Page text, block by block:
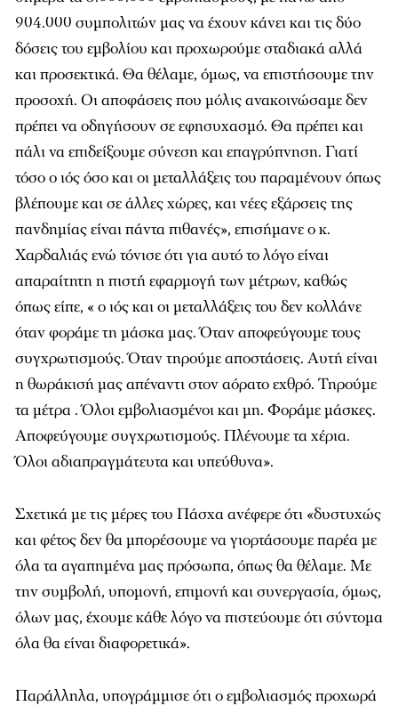
904.000 συμπολιτών μας να έχουν κάνει και τις δύο
δόσεις του εμβολίου και προχωρούμε σταδιακά αλλά
και προσεκτικά. Θα θέλαμε, όμως, να επιστήσουμε την
προσοχή. Οι αποφάσεις που μόλις ανακοινώσαμε δεν
πρέπει να οδηγήσουν σε εφησυχασμό. Θα πρέπει και
πάλι να επιδείξουμε σύνεση και επαγρύπνηση. Γιατί
τόσο ο ιός όσο και οι μεταλλάξεις του παραμένουν όπως
βλέπουμε και σε άλλες χώρες, και νέες εξάρσεις της
πανδημίας είναι πάντα πιθανές», επισήμανε ο κ.
Χαρδαλιάς ενώ τόνισε ότι για αυτό το λόγο είναι
απαραίτητη η πιστή εφαρμογή των μέτρων, καθώς
όπως είπε, « ο ιός και οι μεταλλάξεις του δεν κολλάνε
όταν φοράμε τη μάσκα μας. Όταν αποφεύγουμε τους
συγχρωτισμούς. Όταν τηρούμε αποστάσεις. Αυτή είναι
η θωράκισή μας απέναντι στον αόρατο εχθρό. Τηρούμε
τα μέτρα . Όλοι εμβολιασμένοι και μη. Φοράμε μάσκες.
Αποφεύγουμε συγχρωτισμούς. Πλένουμε τα χέρια.
Όλοι αδιαπραγμάτευτα και υπεύθυνα».
Σχετικά με τις μέρες του Πάσχα ανέφερε ότι «δυστυχώς
και φέτος δεν θα μπορέσουμε να γιορτάσουμε παρέα με
όλα τα αγαπημένα μας πρόσωπα, όπως θα θέλαμε. Με
την συμβολή, υπομονή, επιμονή και συνεργασία, όμως,
όλων μας, έχουμε κάθε λόγο να πιστεύουμε ότι σύντομα
όλα θα είναι διαφορετικά».
Παράλληλα, υπογράμμισε ότι ο εμβολιασμός προχωρά